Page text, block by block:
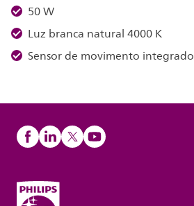
50 W
Luz branca natural 4000 K
Sensor de movimento integrado